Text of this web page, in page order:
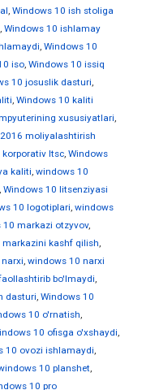
, Windows 10 ish stoliga
, Windows 10 ishlamay
, Windows 10
iso, Windows 10 issiq
10 josuslik dasturi,
, Windows 10 kaliti
xususiyatlari,
moliyalashtirish
ltsc, Windows
kaliti, windows 10
, Windows 10 litsenziyasi
10 logotiplari, windows
10 markazi otzyvov,
kashf qilish,
, windows 10 narxi
bo'lmaydi,
dasturi, Windows 10
10 o'rnatish,
10 ofisga o'xshaydi,
10 ovozi ishlamaydi,
10 planshet,
10 pro